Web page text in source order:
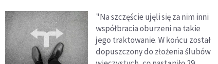
"Na szczęście ujęli się za nim inni
współbracia oburzeni na takie
jego traktowanie. W końcu został
dopuszczony do złożenia ślubów